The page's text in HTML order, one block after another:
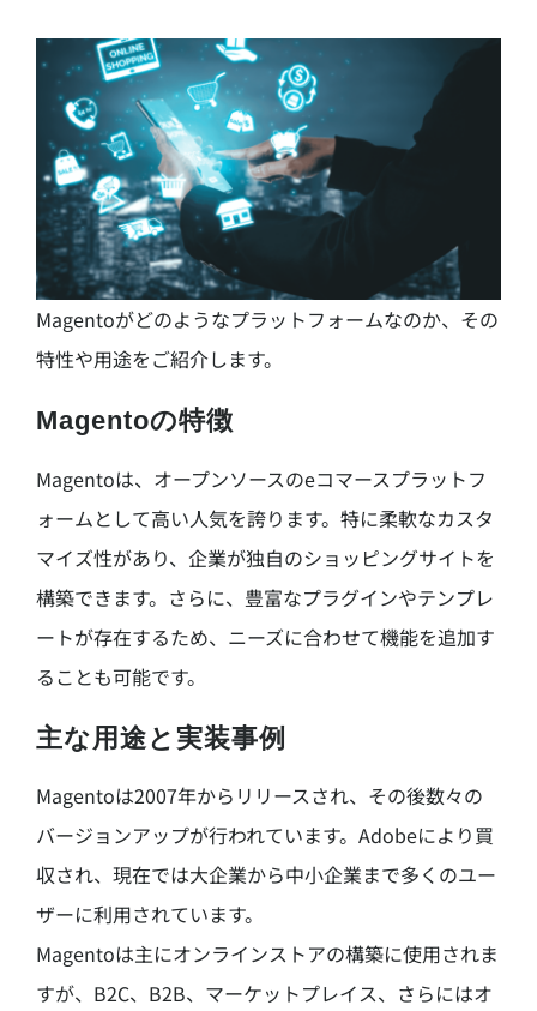
Magentoがどのようなプラットフォームなのか、その
特性や用途をご紹介します。
Magentoの特徴
Magentoは、オープンソースのeコマースプラットフ
ォームとして高い人気を誇ります。特に柔軟なカスタ
マイズ性があり、企業が独自のショッピングサイトを
構築できます。さらに、豊富なプラグインやテンプレ
ートが存在するため、ニーズに合わせて機能を追加す
ることも可能です。
主な用途と実装事例
Magentoは2007年からリリースされ、その後数々の
バージョンアップが行われています。Adobeにより買
収され、現在では大企業から中小企業まで多くのユー
ザーに利用されています。
Magentoは主にオンラインストアの構築に使用されま
すが、B2C、B2B、マーケットプレイス、さらにはオ